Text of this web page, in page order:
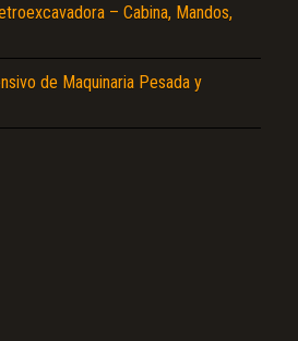
– Cabina, Mandos,
de Maquinaria Pesada y